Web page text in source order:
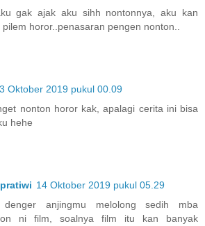
gak ajak aku sihh nontonnya, aku kan
horor..penasaran pengen nonton..
Oktober 2019 pukul 00.09
nonton horor kak, apalagi cerita ini bisa
hehe
14 Oktober 2019 pukul 05.29
anjingmu melolong sedih mba
ni film, soalnya film itu kan banyak